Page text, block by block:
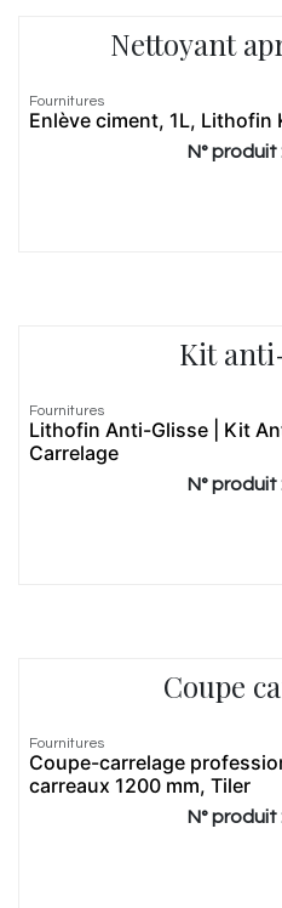
Nettoyant
Fournitures
Enlève ciment, 1L, Lithofin
N° produit
Kit
Fournitures
Lithofin Anti-Glisse | Kit
Carrelage
N° produit
Coupe
Fournitures
Coupe-carrelage
carreaux 1200 mm, Tiler
N° produit